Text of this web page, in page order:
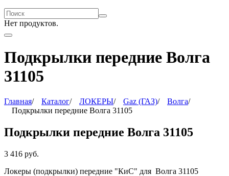
Нет продуктов.
Подкрылки передние Волга
31105
Главная/ Каталог/ ЛОКЕРЫ/ Gaz (ГАЗ)/ Волга/
Подкрылки передние Волга 31105
Подкрылки передние Волга 31105
3 416 руб.
Локеры (подкрылки) передние "КиС" для Волга 31105